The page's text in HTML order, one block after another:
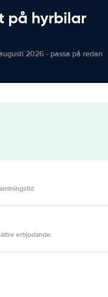
på hyrbilar
2026 - passa på redan
erbjudande.